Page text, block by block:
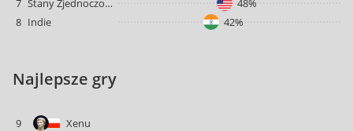
7
Stany Zjednoczone
48%
8 Indie 42%
Najlepsze gry
9
Xenu